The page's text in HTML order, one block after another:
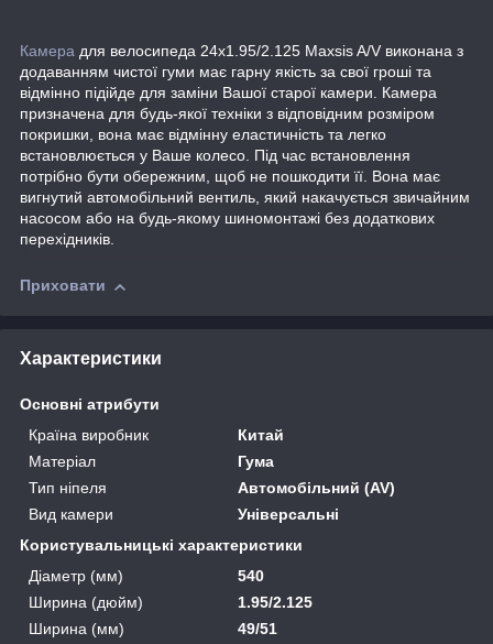
Камера для велосипеда 24x1.95/2.125 Maxsis A/V виконана з
додаванням чистої гуми має гарну якість за свої гроші та
відмінно підійде для заміни Вашої старої камери. Камера
призначена для будь-якої техніки з відповідним розміром
покришки, вона має відмінну еластичність та легко
встановлюється у Ваше колесо. Під час встановлення
потрібно бути обережним, щоб не пошкодити її. Вона має
вигнутий автомобільний вентиль, який накачується звичайним
насосом або на будь-якому шиномонтажі без додаткових
перехідників.
Приховати
Характеристики
Основні атрибути
Країна виробник
Китай
Матеріал
Гума
Тип ніпеля
Автомобільний (AV)
Вид камери
Універсальні
Користувальницькі характеристики
Діаметр (мм)
540
Ширина (дюйм)
1.95/2.125
Ширина (мм)
49/51